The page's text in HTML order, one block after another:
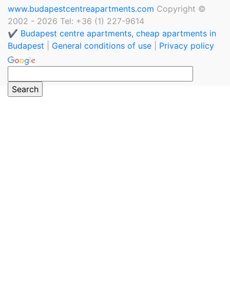
www.budapestcentreapartments.com Copyright ©
2002 - 2026 Tel: +36 (1) 227-9614
✔️ Budapest centre apartments, cheap apartments in
Budapest
General conditions of use Privacy policy